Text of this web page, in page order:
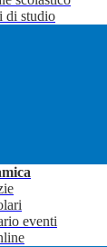
di studio
eventi